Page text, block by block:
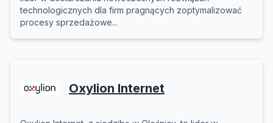
technologicznych dla firm pragnących zoptymalizować
procesy sprzedażowe...
Oxylion Internet